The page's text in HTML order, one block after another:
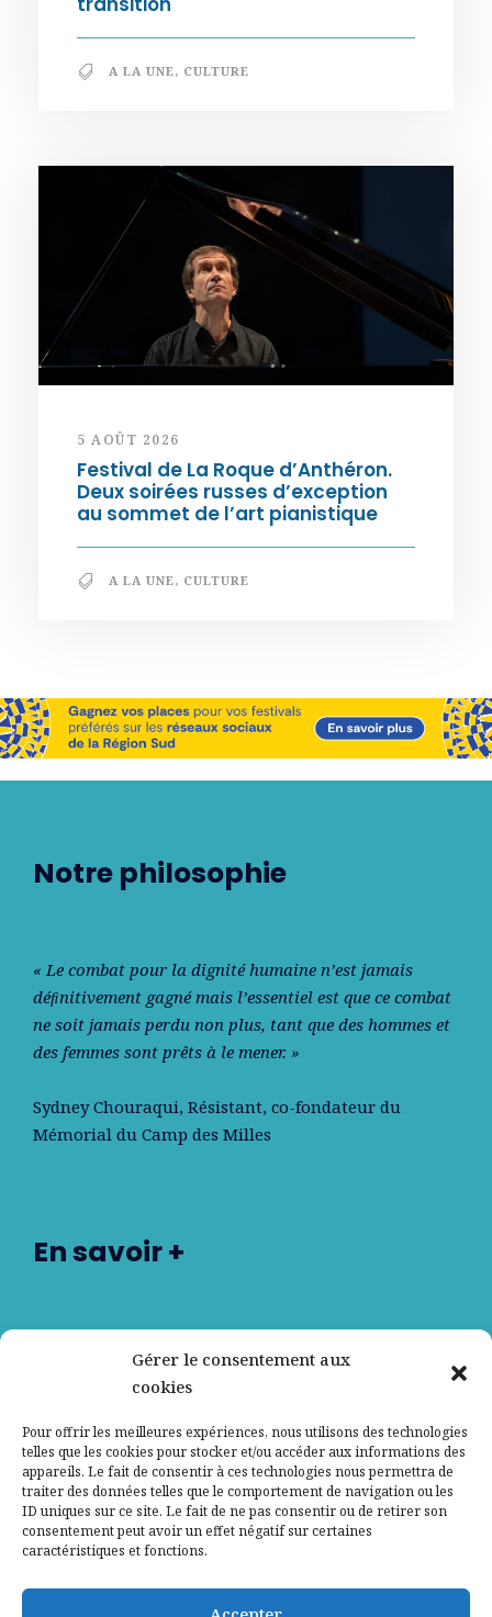
Gérer le consentement aux
cookies
Pour offrir les meilleures expériences, nous utilisons des technologies
telles que les cookies pour stocker et/ou accéder aux informations des
appareils. Le fait de consentir à ces technologies nous permettra de
traiter des données telles que le comportement de navigation ou les
ID uniques sur ce site. Le fait de ne pas consentir ou de retirer son
consentement peut avoir un effet négatif sur certaines
caractéristiques et fonctions.
A LA UNE, CULTURE
5 AOÛT 2026
Festival de La Roque d’Anthéron.
Deux soirées russes d’exception
au sommet de l’art pianistique
A LA UNE, CULTURE
Notre philosophie
« Le combat pour la dignité humaine n’est jamais
déﬁnitivement gagné mais l’essentiel est que ce combat
ne soit jamais perdu non plus, tant que des hommes et
des femmes sont prêts à le mener. »
Sydney Chouraqui, Résistant, co-fondateur du
Mémorial du Camp des Milles
En savoir +
Contactez-nous
Mentions légales